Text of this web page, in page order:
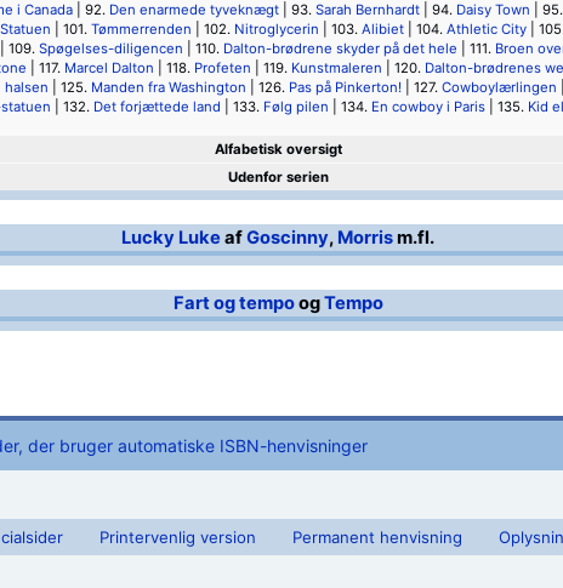
i Canada | 92. Den enarmede tyveknægt | 93. Sarah Bernhardt | 94. Daisy Town | 95.
Statuen | 101. Tømmerrenden | 102. Nitroglycerin | 103. Alibiet| 104. Athletic City|
| 109. Spøgelses-diligencen | 110. Dalton-brødrene skyder på det hele | 111. Broen
| 117. Marcel Dalton | 118. Profeten | 119. Kunstmaleren | 120. Dalton-brødrenes
halsen | 125. Manden fra Washington | 126. Pas på Pinkerton! | 127. Cowboylærlingen
| 132. Det forjættede land | 133. Følg pilen | 134. En cowboy i Paris| 135. Kid
Alfabetisk oversigt
Udenfor serien
Lucky Luke afGoscinny, Morrism.fl.
Fart og tempoogTempo
der bruger automatiske ISBN-henvisninger
Printervenlig version Permanent henvisning